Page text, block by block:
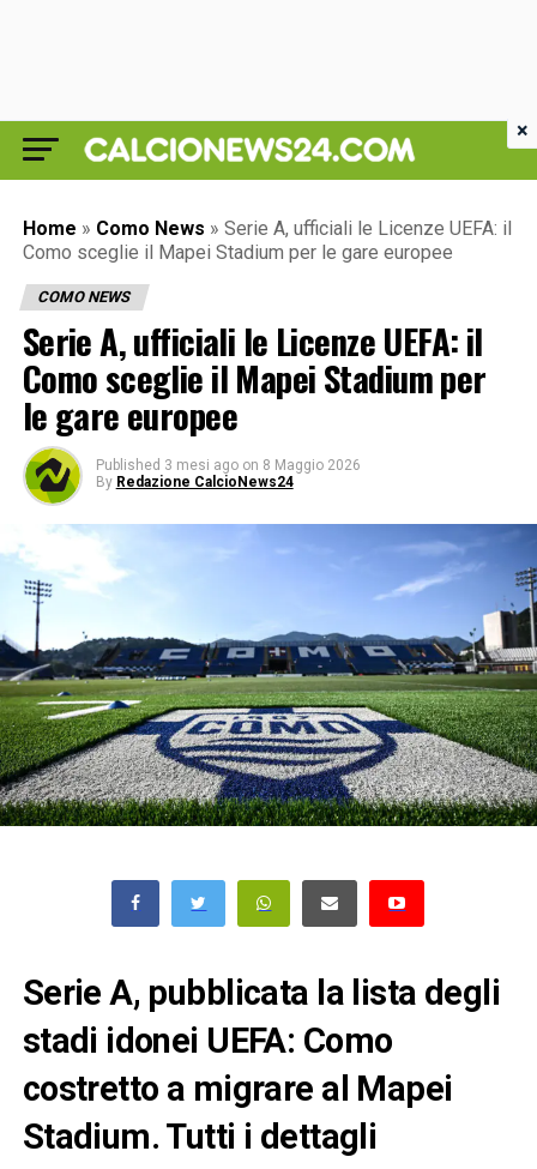
Home » Como News » Serie A, ufficiali le Licenze UEFA: il
Como sceglie il Mapei Stadium per le gare europee
COMO NEWS
Serie A, ufficiali le Licenze UEFA: il
Como sceglie il Mapei Stadium per
le gare europee
Published 3 mesi ago on 8 Maggio 2026
By Redazione CalcioNews24
Serie A, pubblicata la lista degli
stadi idonei UEFA: Como
costretto a migrare al Mapei
Stadium. Tutti i dettagli
×